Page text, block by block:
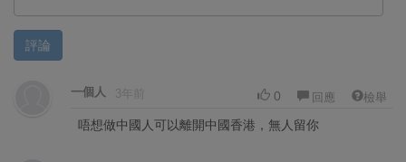
評論
一個人 3年前 0 回應 檢舉
唔想做中國人可以離開中國香港，無人留你